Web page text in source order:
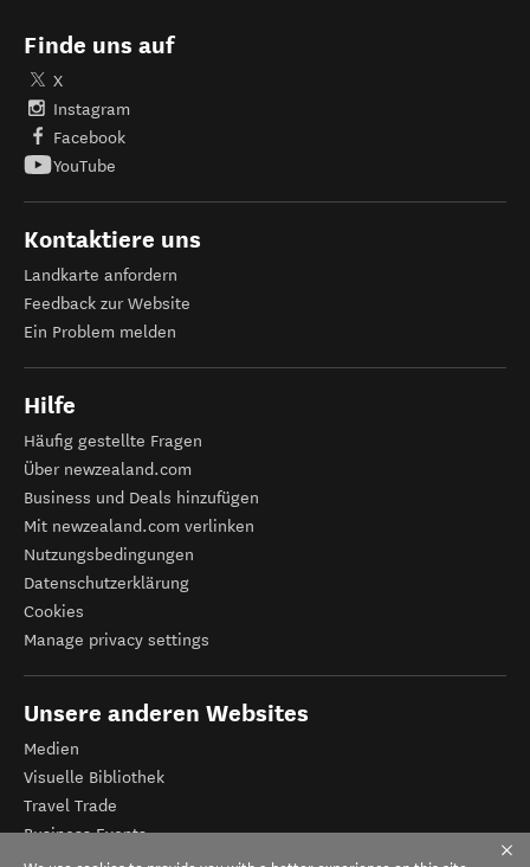
Finde uns auf
X
Instagram
Facebook
YouTube
Kontaktiere uns
Landkarte anfordern
Feedback zur Website
Ein Problem melden
Hilfe
Häufig gestellte Fragen
Über newzealand.com
Business und Deals hinzufügen
Mit newzealand.com verlinken
Nutzungsbedingungen
Datenschutzerklärung
Cookies
Manage privacy settings
Unsere anderen Websites
Medien
Visuelle Bibliothek
Travel Trade
Business Events
Tourismus Neuseeland